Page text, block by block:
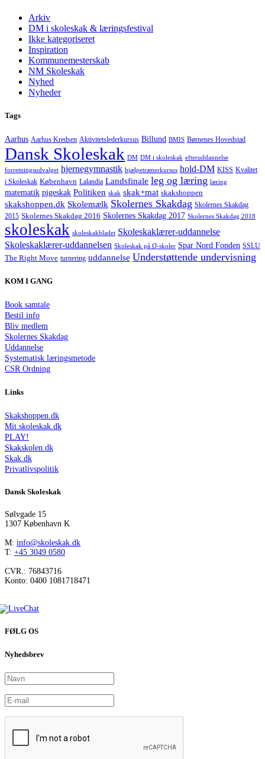
Arkiv
DM i skoleskak & læringsfestival
Ikke kategoriseret
Inspiration
Kommunemesterskab
NM Skoleskak
Nyhed
Nyheder
Tags
Aarhus Aarhus Kredsen Aktivitetslederkursus Billund BMIS Børnenes Hovedstad
Dansk Skoleskak DM DM i skoleskak efteruddannelse
forretningsudvalget hjernegymnastik hjælpetrænerkursus hold-DM KISS Kvalitet
i Skoleskak København Lalandia Landsfinale leg og læring læring
matematik pigeskak Politiken skak skak+mat skakshoppen
skakshoppen.dk Skolemælk Skolernes Skakdag Skolernes Skakdag
2015 Skolernes Skakdag 2016 Skolernes Skakdag 2017 Skolernes Skakdag 2018
skoleskak skoleskakbladet Skoleskaklærer-uddannelse
Skoleskaklærer-uddannelsen Skoleskak på Ø-skoler Spar Nord Fonden SSLU
The Right Move turnering uddannelse Understøttende undervisning
KOM I GANG
Book samtale
Bestil info
Bliv medlem
Skolernes Skakdag
Uddannelse
Systematisk læringsmetode
CSR Ordning
Links
Skakshoppen.dk
Mit.skoleskak.dk
PLAY!
Skakskolen.dk
Skak.dk
Privatlivspolitik
Dansk Skoleskak
Sølvgade 15
1307 København K
M: info@skoleskak.dk
T: +45 3049 0580
CVR.: 76843716
Konto: 0400 1081718471
FØLG OS
Nyhedsbrev